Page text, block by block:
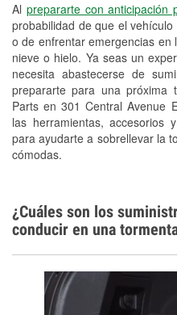
Al prepararte con anticipación
probabilidad de que el
o de enfrentar emergencias
nieve o hielo. Ya seas un
necesita abastecerse de
prepararte para una próxima
Parts en 301 Central Avenue
las herramientas, accesorios
para ayudarte a sobrellevar la
cómodas.
Snowstorm
Tornado
Conoce más
¿Cuáles son los
conducir en una